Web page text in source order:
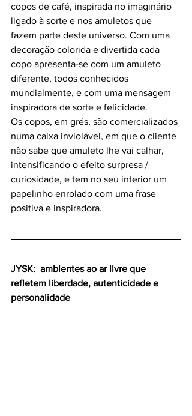
copos de café, inspirada no imaginário
ligado à sorte e nos amuletos que
fazem parte deste universo. Com uma
decoração colorida e divertida cada
copo apresenta-se com um amuleto
diferente, todos conhecidos
mundialmente, e com uma mensagem
inspiradora de sorte e felicidade.
Os copos, em grés, são comercializados
numa caixa inviolável, em que o cliente
não sabe que amuleto lhe vai calhar,
intensificando o efeito surpresa /
curiosidade, e tem no seu interior um
papelinho enrolado com uma frase
positiva e inspiradora.
JYSK:  ambientes ao ar livre que
refletem liberdade, autenticidade e
personalidade